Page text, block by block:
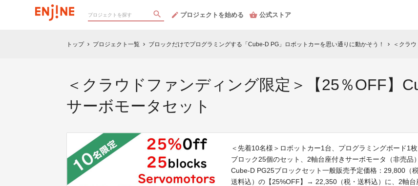
プロジェクトを始める 公式ストア
トップ chevron_right プロジェクト一覧 chevron_right ブロックだけでプログラミングする「Cube-D PG」ロボットカーを思い通りに動かそう！ chevron_right ＜クラウ
＜クラウドファンディング限定＞【25％OFF】
サーボモータセット
＜先着10名様＞ロボットカー1台、プログラミングボード1枚
ブロック25個のセット、2軸台座付きサーボモータ（非売品）
Cube-D PG25ブロックセット一般販売予定価格：29,800（税
送料込）の【25%OFF】→ 22,350（税・送料込）に、2軸台